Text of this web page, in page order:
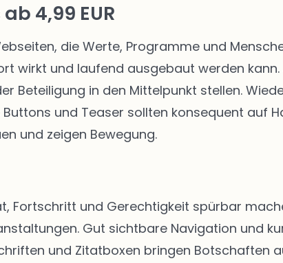
4,99 EUR
die Werte, Programme und
wirkt und laufend ausgebaut werden
Beteiligung in den Mittelpunkt stellen.
und Teaser sollten konsequent auf
und zeigen Bewegung.
Fortschritt und Gerechtigkeit spürbar
Gut sichtbare Navigation und
und Zitatboxen bringen Botschaften